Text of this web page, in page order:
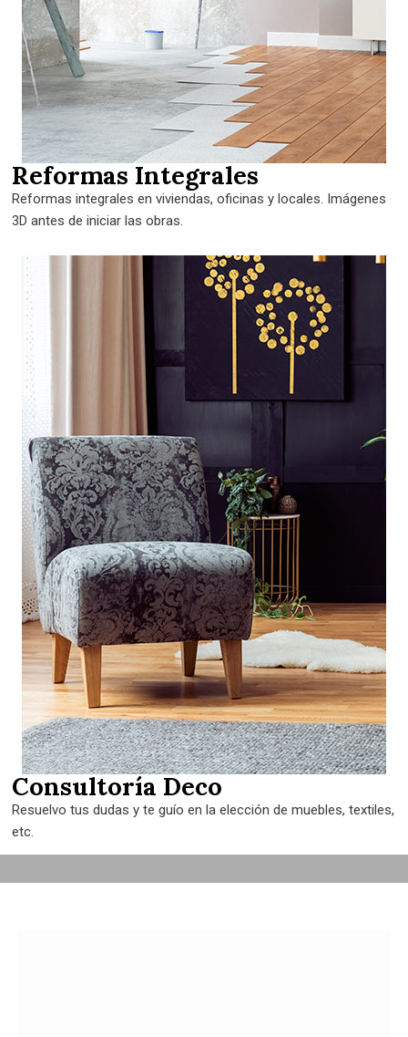
Reformas Integrales
Reformas integrales en viviendas, oficinas y locales. Imágenes
3D antes de iniciar las obras.
Consultoría Deco
Resuelvo tus dudas y te guío en la elección de muebles, textiles,
etc.